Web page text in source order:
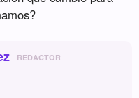
REDACTOR